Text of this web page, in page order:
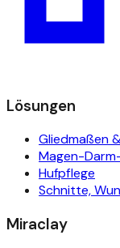
Lösungen
Gliedmaßen
Magen-
Hufpflege
Schnitte,
Miraclay